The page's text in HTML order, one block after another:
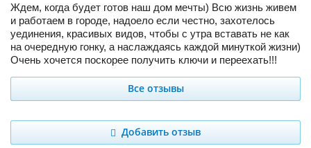
Ждем, когда будет готов наш дом мечты) Всю жизнь живем
и работаем в городе, надоело если честно, захотелось
уединения, красивых видов, чтобы с утра вставать не как
на очередную гонку, а наслаждаясь каждой минуткой жизни)
Очень хочется поскорее получить ключи и переехать!!!
Все отзывы
Добавить отзыв